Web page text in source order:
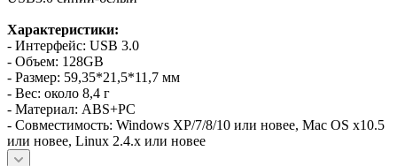
Характеристики:
- Интерфейс: USB 3.0
- Объем: 128GB
- Размер: 59,35*21,5*11,7 мм
- Вес: около 8,4 г
- Материал: ABS+PC
- Совместимость: Windows XP/7/8/10 или новее, Mac OS х10.5
или новее, Linux 2.4.x или новее